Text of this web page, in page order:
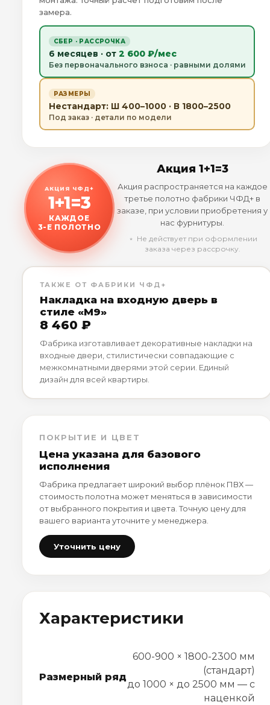
замера.
СБЕР · РАССРОЧКА
6 месяцев · от 2 600 ₽/мес
Без первоначального взноса · равными долями
РАЗМЕРЫ
Нестандарт: Ш 400–1000 · В 1800–2500
Под заказ · детали по модели
АКЦИЯ ЧФД+
1+1=3
КАЖДОЕ
3-Е ПОЛОТНО
Акция 1+1=3
Акция распространяется на каждое
третье полотно фабрики ЧФД+ в
заказе, при условии приобретения у
нас фурнитуры.
﹡ Не действует при оформлении
заказа через рассрочку.
ТАКЖЕ ОТ ФАБРИКИ ЧФД+
Накладка на входную дверь в
стиле «М9»
8 460 ₽
Фабрика изготавливает декоративные накладки на
входные двери, стилистически совпадающие с
межкомнатными дверями этой серии. Единый
дизайн для всей квартиры.
ПОКРЫТИЕ И ЦВЕТ
Цена указана для базового
исполнения
Фабрика предлагает широкий выбор плёнок ПВХ —
стоимость полотна может меняться в зависимости
от выбранного покрытия и цвета. Точную цену для
вашего варианта уточните у менеджера.
Уточнить цену
Характеристики
Размерный ряд
600-900 × 1800-2300 мм
(стандарт)
до 1000 × до 2500 мм — с
наценкой